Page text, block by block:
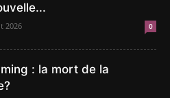
2026 0
: la mort de la